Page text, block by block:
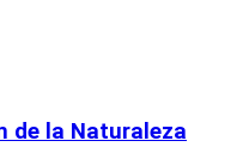
de la Naturaleza